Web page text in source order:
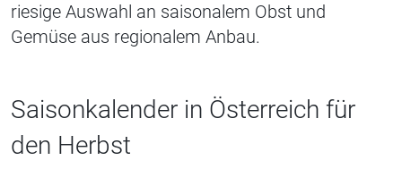
riesige Auswahl an saisonalem Obst und
Gemüse aus regionalem Anbau.
Saisonkalender in Österreich für
den Herbst